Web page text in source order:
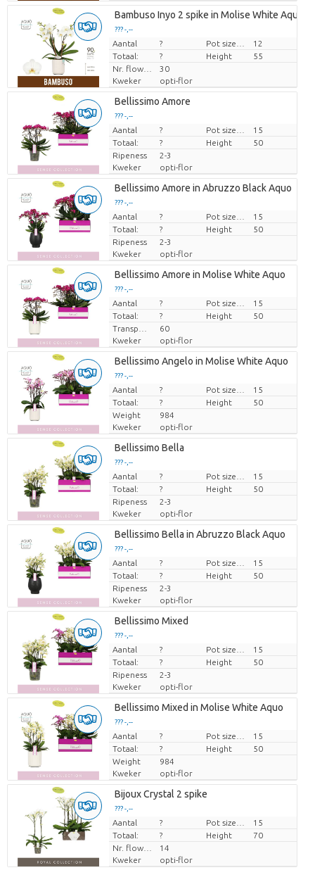
Bambuso Inyo 2 spike in Molise White Aquo
??? -,--
Prijs per stuk
Aantal ?
12
Totaal:
? Height
55
Nr. flower/pot
30
Kweker
opti-flor
Bellissimo Amore
??? -,--
Prijs per stuk
Aantal ?
15
Totaal:
? Height
50
Ripeness
2-3
Kweker
opti-flor
Bellissimo Amore in Abruzzo Black Aquo
??? -,--
Prijs per stuk
Aantal ?
15
Totaal:
? Height
50
Ripeness
2-3
Kweker
opti-flor
Bellissimo Amore in Molise White Aquo
??? -,--
Prijs per stuk
Aantal ?
15
Totaal:
? Height
50
60
Kweker
opti-flor
Bellissimo Angelo in Molise White Aquo
??? -,--
Prijs per stuk
Aantal ?
15
Totaal:
? Height
50
Weight
984
Kweker
opti-flor
Bellissimo Bella
??? -,--
Prijs per stuk
Aantal ?
15
Totaal:
? Height
50
Ripeness
2-3
Kweker
opti-flor
Bellissimo Bella in Abruzzo Black Aquo
??? -,--
Prijs per stuk
Aantal ?
15
Totaal:
? Height
50
Ripeness
2-3
Kweker
opti-flor
Bellissimo Mixed
??? -,--
Prijs per stuk
Aantal ?
15
Totaal:
? Height
50
Ripeness
2-3
Kweker
opti-flor
Bellissimo Mixed in Molise White Aquo
??? -,--
Prijs per stuk
Aantal ?
15
Totaal:
? Height
50
Weight
984
Kweker
opti-flor
Bijoux Crystal 2 spike
??? -,--
Prijs per stuk
Aantal ?
15
Totaal:
? Height
70
Nr. flower/pot
14
Kweker
opti-flor